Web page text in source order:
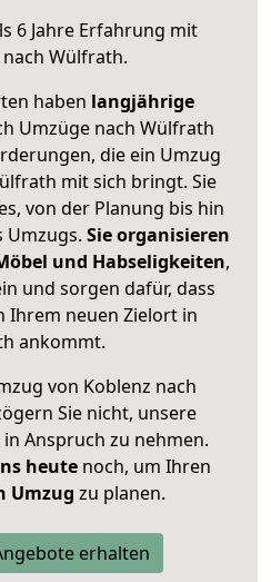
6 Jahre Erfahrung mit
Wülfrath.
haben langjährige
Umzüge nach Wülfrath
die ein Umzug
mit sich bringt. Sie
von der Planung bis hin
Sie organisieren
und Habseligkeiten,
und sorgen dafür, dass
Ihrem neuen Zielort in
ankommt.
von Koblenz nach
Sie nicht, unsere
Anspruch zu nehmen.
heutenoch, um Ihren
Umzug zu planen.
erhalten